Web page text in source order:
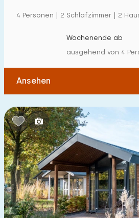
4 Personen | 2 Schlafzimmer | 2
Wochenende ab
ausgehend von 4
Ansehen